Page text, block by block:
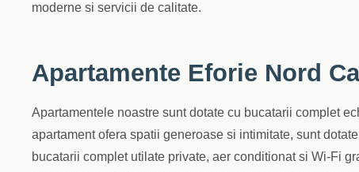
moderne si servicii de calitate.
Apartamente Eforie Nord
Apartamentele noastre sunt dotate cu bucatarii complet
apartament ofera spatii generoase si intimitate, sunt
bucatarii complet utilate private, aer conditionat si Wi-Fi